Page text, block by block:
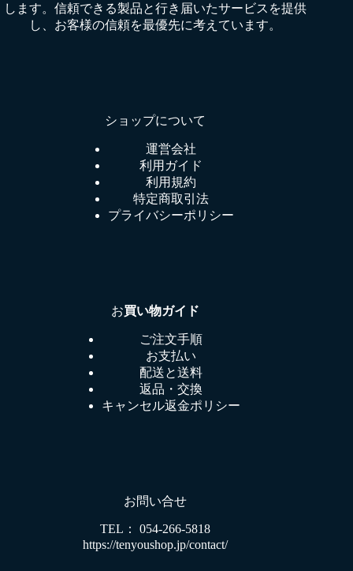
します。信頼できる製品と行き届いたサービスを提供
し、お客様の信頼を最優先に考えています。
ショップについて
運営会社
利用ガイド
利用規約
特定商取引法
プライバシーポリシー
お買い物ガイド
ご注文手順
お支払い
配送と送料
返品・交換
キャンセル返金ポリシー
お問い合せ
TEL： 054-266-5818
https://tenyoushop.jp/contact/